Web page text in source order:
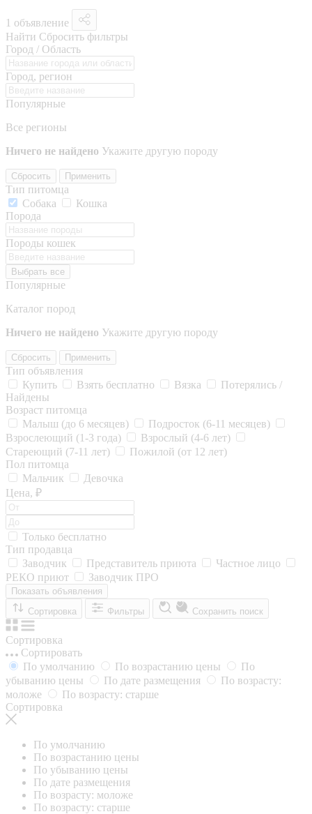
1 объявление
Найти Сбросить фильтры
Город / Область
Город, регион
Популярные
Все регионы
Ничего не найдено Укажите другую породу
Сбросить Применить
Тип питомца
Собака
Кошка
Порода
Породы кошек
Выбрать все
Популярные
Каталог пород
Ничего не найдено Укажите другую породу
Сбросить Применить
Тип объявления
Купить
Взять бесплатно Вязка
Потерялись /
Найдены
Возраст питомца
Малыш (до 6 месяцев)
Подросток (6-11 месяцев)
Взрослеющий (1-3 года)
Взрослый (4-6 лет)
Стареющий (7-11 лет)
Пожилой (от 12 лет)
Пол питомца
Мальчик
Девочка
Цена, ₽
Только бесплатно
Тип продавца
Заводчик
Представитель приюта
Частное лицо
РЕКО приют
Заводчик ПРО
Показать объявления
Сортировка
Фильтры Сохранить поиск
Сортировка
Сортировать
По умолчанию
По возрастанию цены
По
убыванию цены
По дате размещения
По возрасту:
моложе
По возрасту: старше
Сортировка
По умолчанию
По возрастанию цены
По убыванию цены
По дате размещения
По возрасту: моложе
По возрасту: старше